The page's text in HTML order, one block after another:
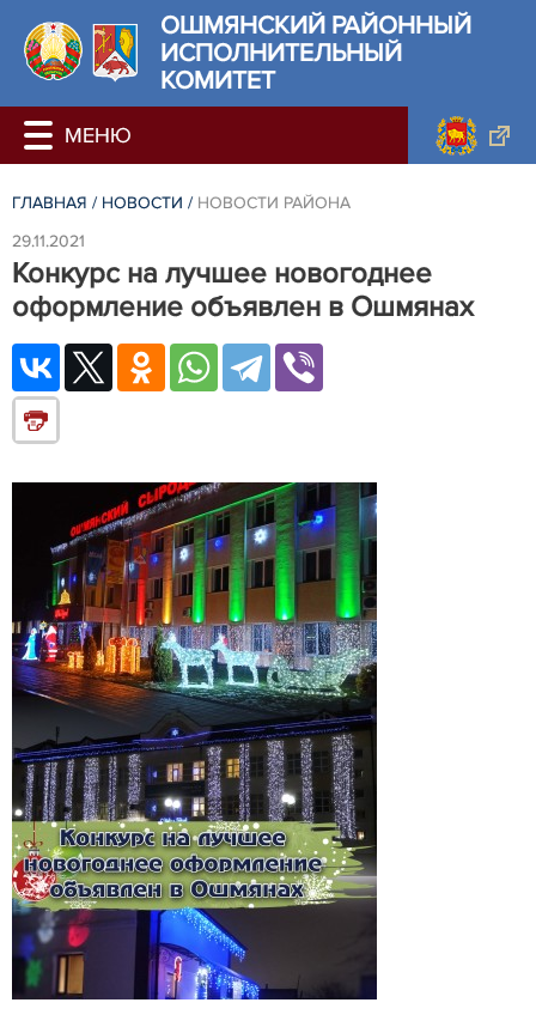
ОШМЯНСКИЙ РАЙОННЫЙ
ИСПОЛНИТЕЛЬНЫЙ
КОМИТЕТ
ГЛАВНАЯ / НОВОСТИ / НОВОСТИ РАЙОНА
29.11.2021
Конкурс на лучшее новогоднее
оформление объявлен в Ошмянах